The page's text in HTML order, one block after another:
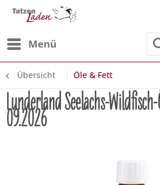
Menü
Übersicht Öle & Fett
Lunderland Seelachs-
09.2026